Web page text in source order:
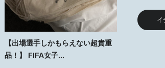
【出場選手しかもらえない超貴重
品！】 FIFA女子...
イ